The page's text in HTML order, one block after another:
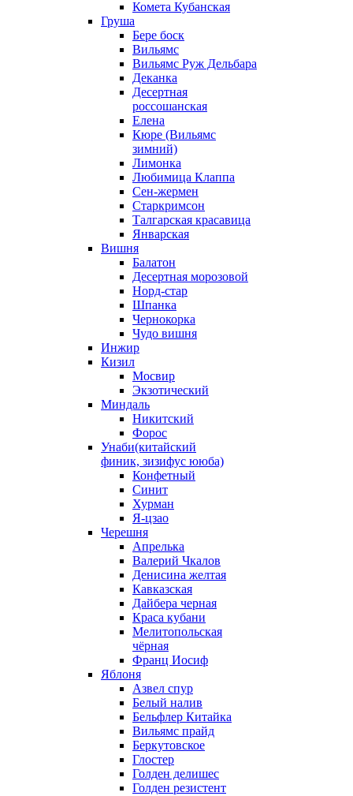
Комета Кубанская
Груша
Бере боск
Вильямс
Вильямс Руж Дельбара
Деканка
Десертная
россошанская
Елена
Кюре (Вильямс
зимний)
Лимонка
Любимица Клаппа
Сен-жермен
Старкримсон
Талгарская красавица
Январская
Вишня
Балатон
Десертная морозовой
Норд-стар
Шпанка
Чернокорка
Чудо вишня
Инжир
Кизил
Мосвир
Экзотический
Миндаль
Никитский
Форос
Унаби(китайский
финик, зизифус ююба)
Конфетный
Синит
Хурман
Я-цзао
Черешня
Апрелька
Валерий Чкалов
Денисина желтая
Кавказская
Дайбера черная
Краса кубани
Мелитопольская
чёрная
Франц Иосиф
Яблоня
Азвел спур
Белый налив
Бельфлер Китайка
Вильямс прайд
Беркутовское
Глостер
Голден делишес
Голден резистент